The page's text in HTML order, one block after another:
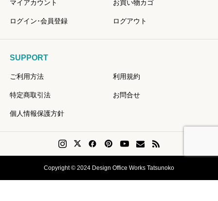
マイアカウント お買い物カゴ
ログイン･会員登録 ログアウト
SUPPORT
ご利用方法 利用規約
特定商取引法 お問合せ
個人情報保護方針
Copyright © 2024 Design Office Works Tatsunoko